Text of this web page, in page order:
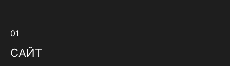
01
САЙТ